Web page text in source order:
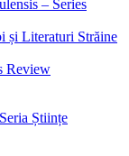
– Series
și Literaturi Străine
Review
Științe